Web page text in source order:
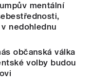
mentální
nedohlednu
občanská válka
volby budou